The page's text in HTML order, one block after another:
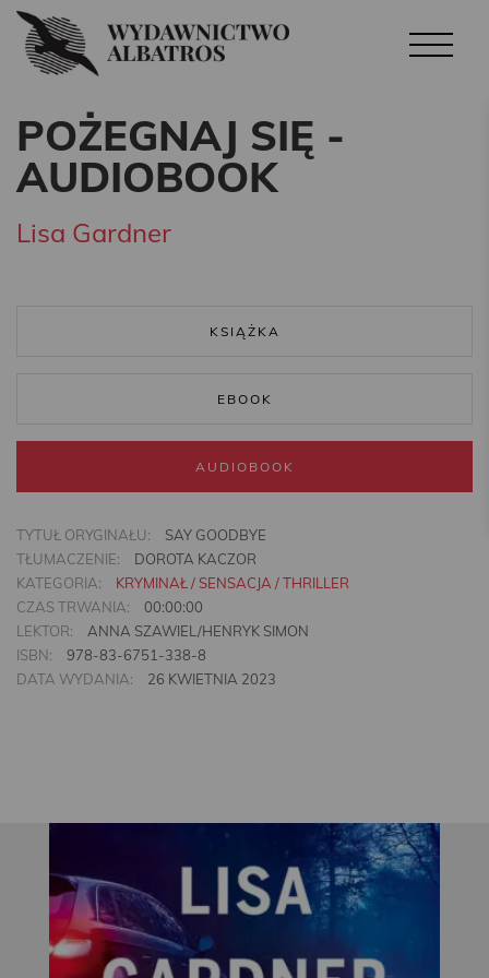
POŻEGNAJ SIĘ -
AUDIOBOOK
Lisa Gardner
KSIĄŻKA
EBOOK
AUDIOBOOK
TYTUŁ ORYGINAŁU:
SAY GOODBYE
TŁUMACZENIE:
DOROTA KACZOR
KATEGORIA:
KRYMINAŁ / SENSACJA / THRILLER
CZAS TRWANIA:
00:00:00
LEKTOR:
ANNA SZAWIEL/HENRYK SIMON
ISBN:
978-83-6751-338-8
DATA WYDANIA:
26 KWIETNIA 2023